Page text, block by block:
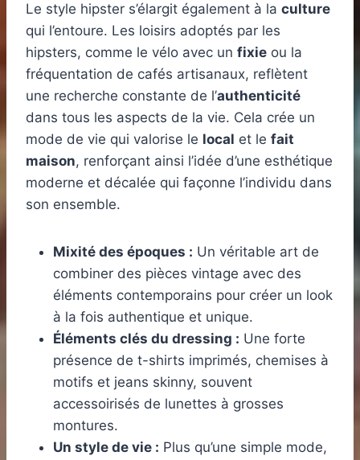
Le style hipster s’élargit également à la culture
qui l’entoure. Les loisirs adoptés par les
hipsters, comme le vélo avec un fixie ou la
fréquentation de cafés artisanaux, reflètent
une recherche constante de l’authenticité
dans tous les aspects de la vie. Cela crée un
mode de vie qui valorise le local et le fait
maison, renforçant ainsi l’idée d’une esthétique
moderne et décalée qui façonne l’individu dans
son ensemble.
Mixité des époques : Un véritable art de
combiner des pièces vintage avec des
éléments contemporains pour créer un look
à la fois authentique et unique.
Éléments clés du dressing : Une forte
présence de t-shirts imprimés, chemises à
motifs et jeans skinny, souvent
accessoirisés de lunettes à grosses
montures.
Un style de vie : Plus qu’une simple mode,